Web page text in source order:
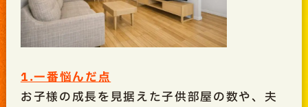
1.一番悩んだ点
お子様の成長を見据えた子供部屋の数や、夫